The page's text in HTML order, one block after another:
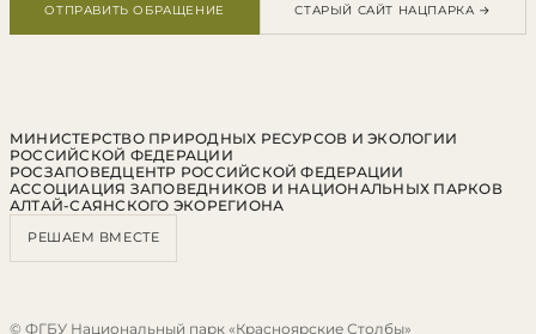
ОТПРАВИТЬ ОБРАЩЕНИЕ СТАРЫЙ САЙТ НАЦПАРКА →
МИНИСТЕРСТВО ПРИРОДНЫХ РЕСУРСОВ И ЭКОЛОГИИ
РОССИЙСКОЙ ФЕДЕРАЦИИ
РОСЗАПОВЕДЦЕНТР РОССИЙСКОЙ ФЕДЕРАЦИИ
АССОЦИАЦИЯ ЗАПОВЕДНИКОВ И НАЦИОНАЛЬНЫХ ПАРКОВ
АЛТАЙ-САЯНСКОГО ЭКОРЕГИОНА
РЕШАЕМ ВМЕСТЕ
© ФГБУ Национальный парк «Красноярские Столбы»